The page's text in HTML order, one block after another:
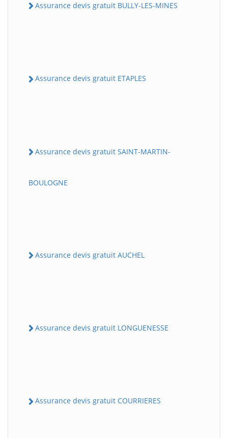
Assurance devis gratuit BULLY-LES-MINES
Assurance devis gratuit ETAPLES
Assurance devis gratuit SAINT-MARTIN-
BOULOGNE
Assurance devis gratuit AUCHEL
Assurance devis gratuit LONGUENESSE
Assurance devis gratuit COURRIERES